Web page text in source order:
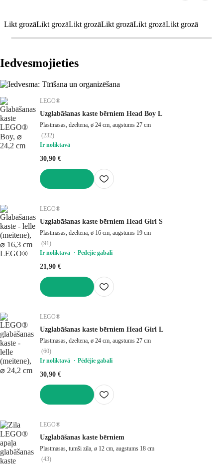
Likt grozāLikt grozāLikt grozāLikt grozāLikt grozāLikt grozā
Iedvesmojieties
LEGO®
Uzglabāšanas kaste bērniem Head Boy L
Plastmasas, dzeltena, ø 24 cm, augstums 27 cm
(232)
Ir noliktavā
30,90 €
LEGO®
Uzglabāšanas kaste bērniem Head Girl S
Plastmasas, dzeltena, ø 16 cm, augstums 19 cm
(91)
Ir noliktavā
Pēdējie gabali
21,90 €
LEGO®
Uzglabāšanas kaste bērniem Head Girl L
Plastmasas, dzeltena, ø 24 cm, augstums 27 cm
(60)
Ir noliktavā
Pēdējie gabali
30,90 €
LEGO®
Uzglabāšanas kaste bērniem
Plastmasas, tumši zila, ø 12 cm, augstums 18 cm
(43)